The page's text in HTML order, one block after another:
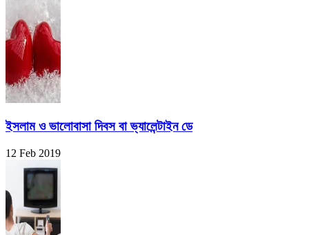
ইসলাম ও ভালোবাসা দিবস বা ভ্যালেন্টাইন ডে
12 Feb 2019